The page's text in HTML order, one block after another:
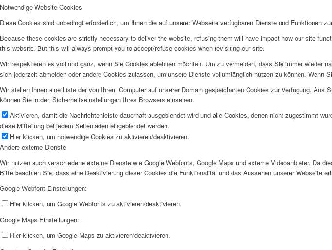
Notwendige Website Cookies
Diese Cookies sind unbedingt erforderlich, um Ihnen die auf unserer Webseite verfügbaren Dienste und Funktionen
Because these cookies are strictly necessary to deliver the website, refusing them will have impact how our site
this website. But this will always prompt you to accept/refuse cookies when revisiting our site.
Wir respektieren es voll und ganz, wenn Sie Cookies ablehnen möchten. Um zu vermeiden, dass Sie immer wieder
sich jederzeit abmelden oder andere Cookies zulassen, um unsere Dienste vollumfänglich nutzen zu können. Wenn
Wir stellen Ihnen eine Liste der von Ihrem Computer auf unserer Domain gespeicherten Cookies zur Verfügung.
können Sie in den Sicherheitseinstellungen Ihres Browsers einsehen.
Aktivieren, damit die Nachrichtenleiste dauerhaft ausgeblendet wird und alle Cookies, denen nicht zugestimmt
diese Mitteilung bei jedem Seitenladen eingeblendet werden.
Hier klicken, um notwendige Cookies zu aktivieren/deaktivieren.
Andere externe Dienste
Wir nutzen auch verschiedene externe Dienste wie Google Webfonts, Google Maps und externe Videoanbieter. Da
Bitte beachten Sie, dass eine Deaktivierung dieser Cookies die Funktionalität und das Aussehen unserer Webseite
Google Webfont Einstellungen:
Hier klicken, um Google Webfonts zu aktivieren/deaktivieren.
Google Maps Einstellungen:
Hier klicken, um Google Maps zu aktivieren/deaktivieren.